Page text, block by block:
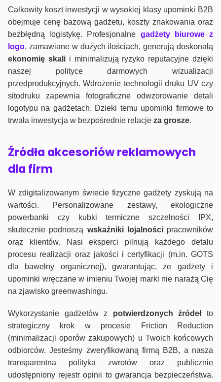
Całkowity koszt inwestycji w wysokiej klasy upominki B2B
obejmuje cenę bazową gadżetu, koszty znakowania oraz
bezbłędną logistykę. Profesjonalne gadżety biurowe z
logo, zamawiane w dużych ilościach, generują doskonałą
ekonomię skalii minimalizują ryzyko reputacyjne dzięki
naszej polityce darmowych wizualizacji
przedprodukcyjnych. Wdrożenie technologii druku UV czy
sitodruku zapewnia fotograficzne odwzorowanie detali
logotypu na gadżetach. Dzieki temu upominki firmowe to
trwała inwestycja w bezpośrednie relacje za grosze.
Źródła akcesoriów reklamowych
dla firm
W zdigitalizowanym świecie fizyczne gadżety zyskują na
wartości. Personalizowane zestawy, ekologiczne
powerbanki czy kubki termiczne szczelności IPX,
skutecznie podnoszą wskaźniki lojalnościpracowników
oraz klientów. Nasi eksperci pilnują każdego detalu
procesu realizacji oraz jakości i certyfikacji (m.in. GOTS
dla bawełny organicznej), gwarantując, że gadżety i
upominki wręczane w imieniu Twojej marki nie narażą Cię
na zjawisko greenwashingu.
Wykorzystanie gadżetów z potwierdzonych źródełto
strategiczny krok w procesie Friction Reduction
(minimalizacji oporów zakupowych) u Twoich końcowych
odbiorców. Jesteśmy zweryfikowaną firmą B2B, a nasza
transparentna polityka zwrotów oraz publicznie
udostępniony rejestr opinii to gwarancja bezpieczeństwa.